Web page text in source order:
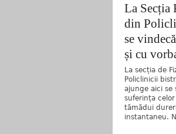
La Secția
din
se
și cu
La secția de
Policlinicii
ajunge aici se
suferința
tămădui
instantaneu.